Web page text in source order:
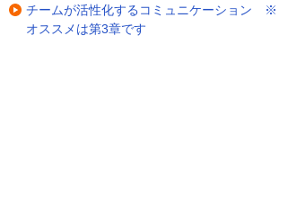
チームが活性化するコミュニケーション ※
オススメは第3章です